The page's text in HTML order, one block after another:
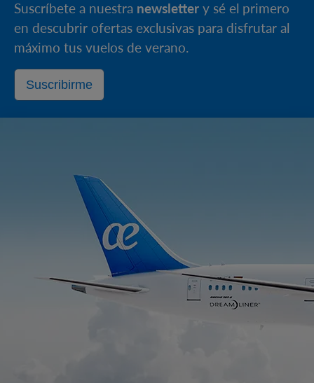
Suscríbete a nuestra newsletter y sé el primero
en descubrir ofertas exclusivas para disfrutar al
máximo tus vuelos de verano.
Suscribirme